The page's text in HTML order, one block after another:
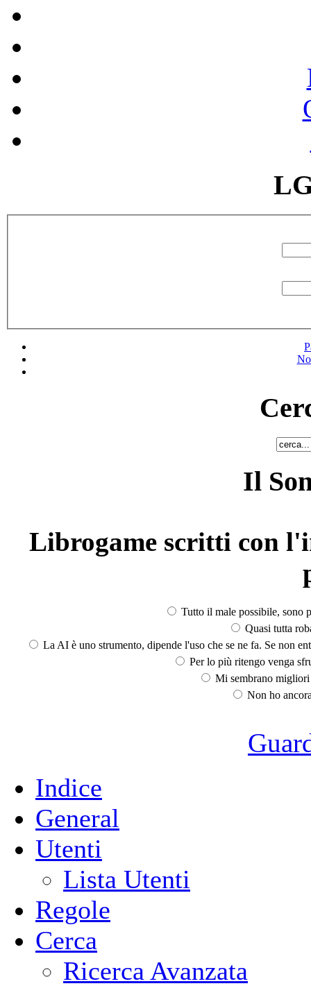
Il
Librogame scritti con
Tutto il male possibile, sono
Quasi tutta
La AI è uno strumento, dipende l'uso che se ne fa. Se non
Per lo più ritengo venga
Mi sembrano
Non ho
Indice
General
Utenti
Lista Utenti
Regole
Cerca
Ricerca Avanzata